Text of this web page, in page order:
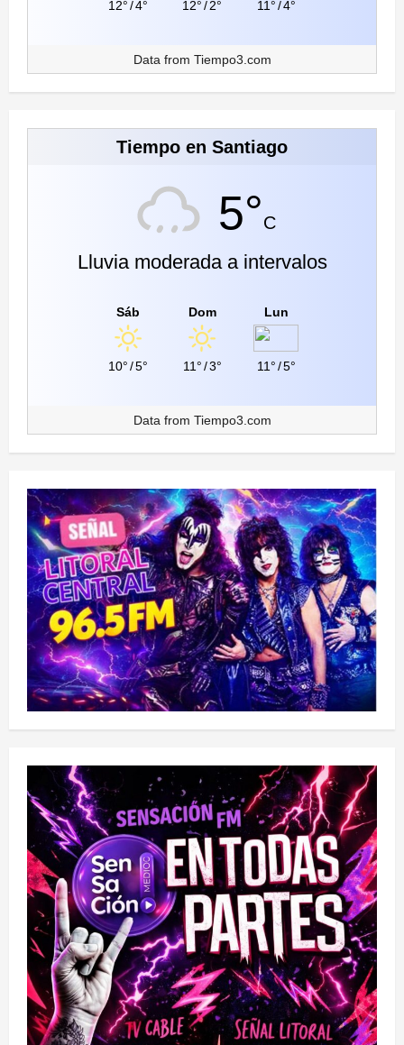
12°/4° 12°/2° 11°/4°
Data from Tiempo3.com
Tiempo en Santiago
5°C
Lluvia moderada a intervalos
Sáb
10°/5°
Dom
11°/3°
Lun
11°/5°
Data from Tiempo3.com